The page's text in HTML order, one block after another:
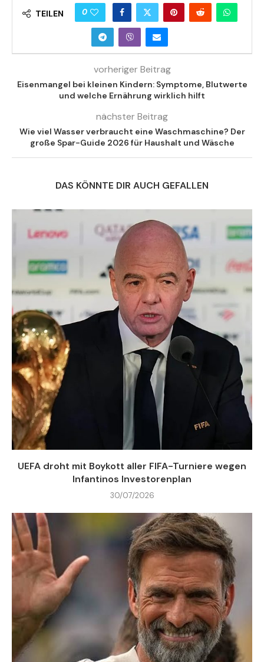
TEILEN 0
vorheriger Beitrag
Eisenmangel bei kleinen Kindern: Symptome, Blutwerte
und welche Ernährung wirklich hilft
nächster Beitrag
Wie viel Wasser verbraucht eine Waschmaschine? Der
große Spar-Guide 2026 für Haushalt und Wäsche
DAS KÖNNTE DIR AUCH GEFALLEN
UEFA droht mit Boykott aller FIFA-Turniere wegen
Infantinos Investorenplan
30/07/2026